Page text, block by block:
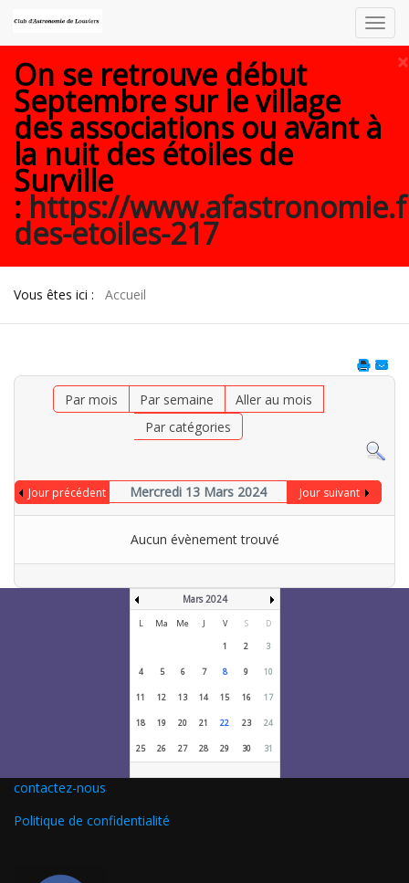
×
On se retrouve début
Septembre sur le village
des associations ou avant à
la nuit des étoiles de
Surville
: https://
des-etoiles-217
Vous êtes ici : Accueil
Par mois Par semaine
Aller au mois
Par catégories
Jour précédent Mercredi 13 Mars 2024 Jour suivant
Aucun évènement trouvé
Mars 2024
L Ma Me J V S
D
1
2 3
4 5 6 7 8 9 10
11 12 13 14 15 16 17
18 19 20 21 22 23 24
25 26 27 28 29 30 31
contactez-nous
Politique de confidentialité